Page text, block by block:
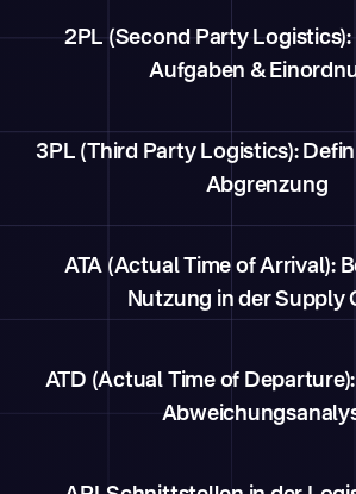
2PL (Second Party
Aufgaben &
3PL (Third Party Logistics):
Abgrenzung
ATA (Actual Time of Arrival):
Nutzung in der Supply
ATD (Actual Time of